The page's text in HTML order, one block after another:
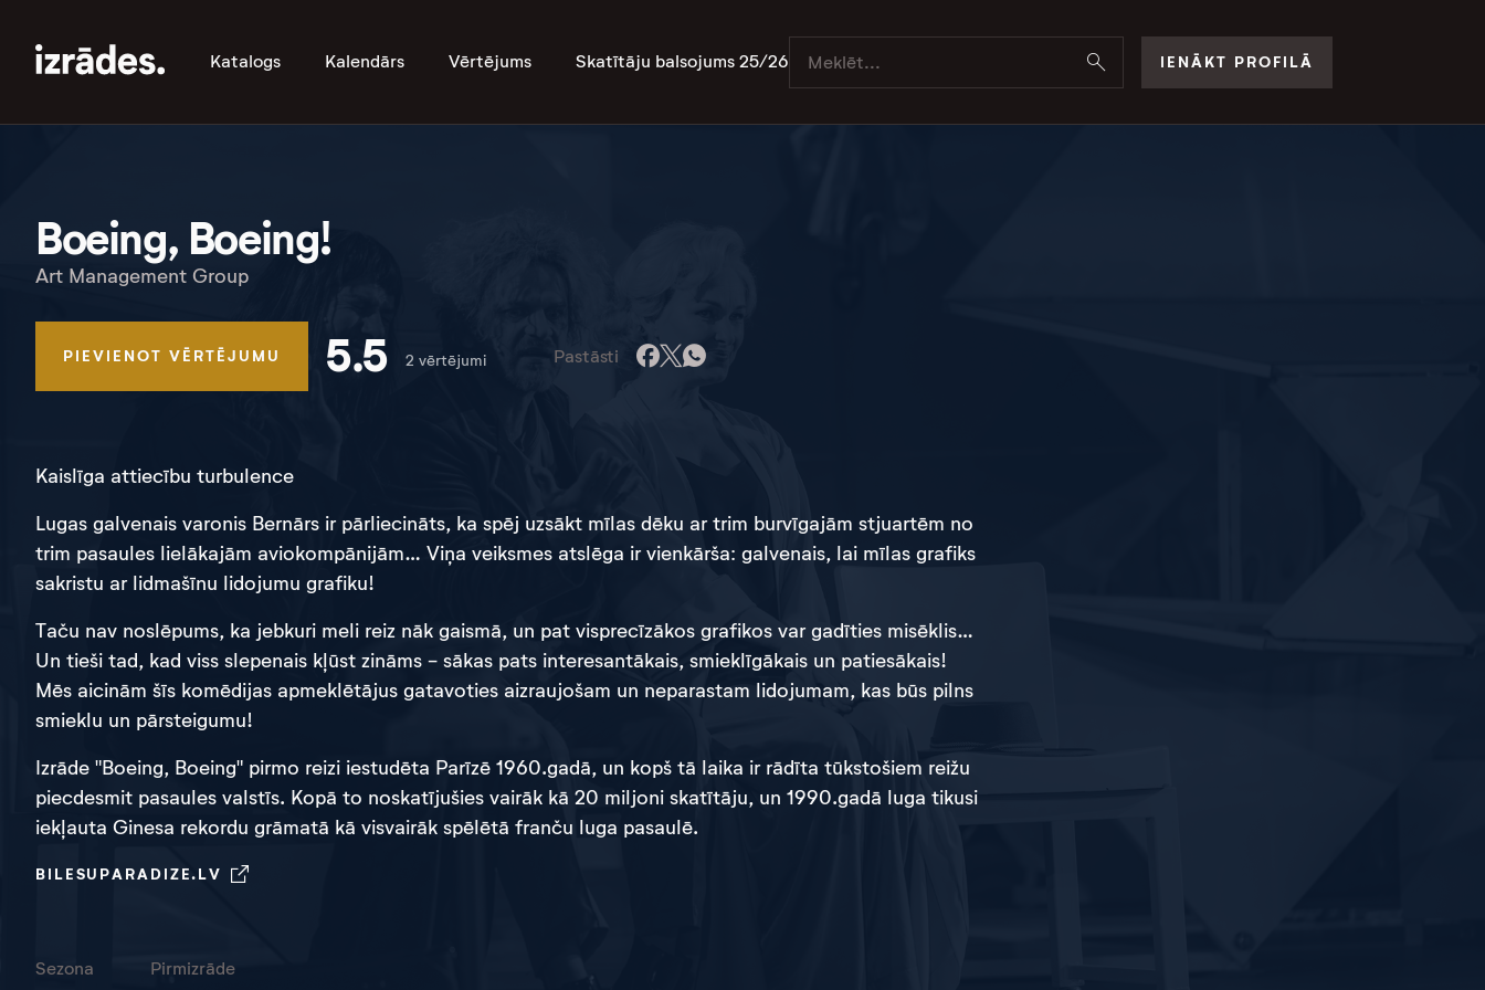
Katalogs Kalendārs Vērtējums Skatītāju balsojums 25/26 IENĀKT PROFILĀ
Boeing, Boeing!
Art Management Group
PIEVIENOT VĒRTĒJUMU 5.5 2 vērtējumi Pastāsti
Kaislīga attiecību turbulence
Lugas galvenais varonis Bernārs ir pārliecināts, ka spēj uzsākt mīlas dēku ar trim burvīgajām stjuartēm no
trim pasaules lielākajām aviokompānijām… Viņa veiksmes atslēga ir vienkārša: galvenais, lai mīlas grafiks
sakristu ar lidmašīnu lidojumu grafiku!
Taču nav noslēpums, ka jebkuri meli reiz nāk gaismā, un pat visprecīzākos grafikos var gadīties misēklis…
Un tieši tad, kad viss slepenais kļūst zināms - sākas pats interesantākais, smieklīgākais un patiesākais!
Mēs aicinām šīs komēdijas apmeklētājus gatavoties aizraujošam un neparastam lidojumam, kas būs pilns
smieklu un pārsteigumu!
Izrāde "Boeing, Boeing" pirmo reizi iestudēta Parīzē 1960.gadā, un kopš tā laika ir rādīta tūkstošiem reižu
piecdesmit pasaules valstīs. Kopā to noskatījušies vairāk kā 20 miljoni skatītāju, un 1990.gadā luga tikusi
iekļauta Ginesa rekordu grāmatā kā visvairāk spēlētā franču luga pasaulē.
BILESUPARADIZE.LV
Sezona Pirmizrāde